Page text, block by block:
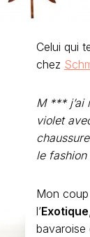
Celui qui
chez
M *** j’ai
violet
le
Mon
l’Exotique
bavaroise